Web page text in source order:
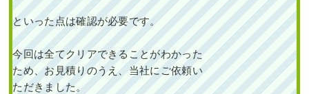
といった点は確認が必要です。
今回は全てクリアできることがわかった
ため、お見積りのうえ、当社にご依頼い
ただきました。